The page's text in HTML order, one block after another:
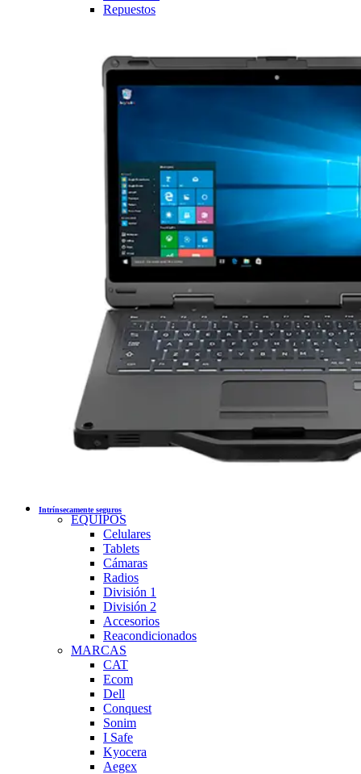
Repuestos
Intrínsecamente seguros
EQUIPOS
Celulares
Tablets
Cámaras
Radios
División 1
División 2
Accesorios
Reacondicionados
MARCAS
CAT
Ecom
Dell
Conquest
Sonim
I Safe
Kyocera
Aegex